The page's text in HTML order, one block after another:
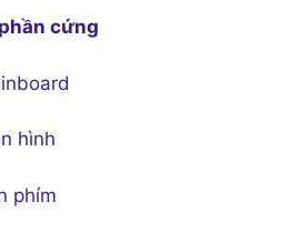
cứng
hình
phím